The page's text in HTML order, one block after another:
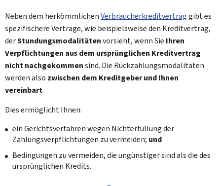
Neben dem herkömmlichenVerbraucherkreditvertraggibt es
spezifischere Verträge, wie beispielsweise den Kreditvertrag,
derStundungsmodalitätenvorsieht, wenn Sie Ihren
Verpflichtungen aus dem ursprünglichen Kreditvertrag
nicht nachgekommensind. Die Rückzahlungsmodalitäten
werden also zwischen dem Kreditgeber und Ihnen
vereinbart.
Dies ermöglicht Ihnen:
ein Gerichtsverfahren wegen Nichterfüllung der
Zahlungsverpflichtungen zu vermeiden; und
Bedingungen zu vermeiden, die ungünstiger sind als die des
ursprünglichen Kredits.